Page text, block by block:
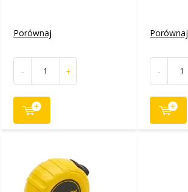
Porównaj
- +
Porównaj
-